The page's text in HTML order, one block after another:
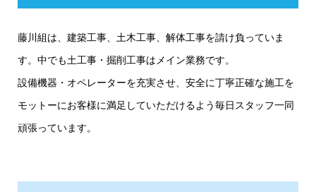
藤川組は、建築工事、土木工事、解体工事を請け負っていま
す。中でも土工事・掘削工事はメイン業務です。
設備機器・オペレーターを充実させ、安全に丁寧正確な施工を
モットーにお客様に満足していただけるよう毎日スタッフ一同
頑張っています。